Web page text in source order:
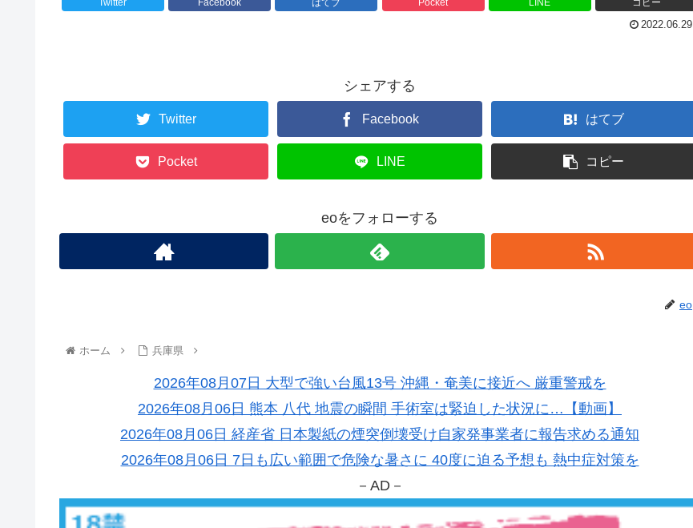
2022.06.29
シェアする
Twitter Facebook はてブ
Pocket LINE コピー
eoをフォローする
eo
ホーム 兵庫県
2026年08月07日 大型で強い台風13号 沖縄・奄美に接近へ 厳重警戒を
2026年08月06日 熊本 八代 地震の瞬間 手術室は緊迫した状況に…【動画】
2026年08月06日 経産省 日本製紙の煙突倒壊受け自家発事業者に報告求める通知
2026年08月06日 7日も広い範囲で危険な暑さに 40度に迫る予想も 熱中症対策を
－AD－